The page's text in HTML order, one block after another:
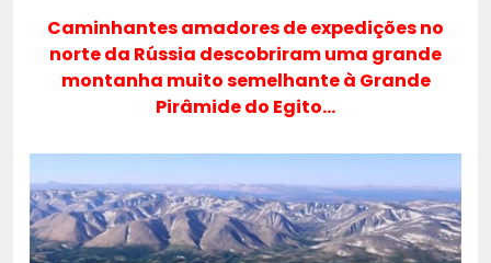
Caminhantes amadores de expedições no
norte da Rússia descobriram uma grande
montanha muito semelhante à Grande
Pirâmide do Egito…